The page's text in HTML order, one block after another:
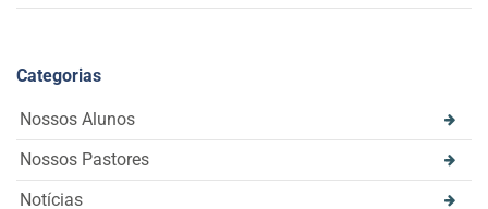
Categorias
Nossos Alunos
Nossos Pastores
Notícias